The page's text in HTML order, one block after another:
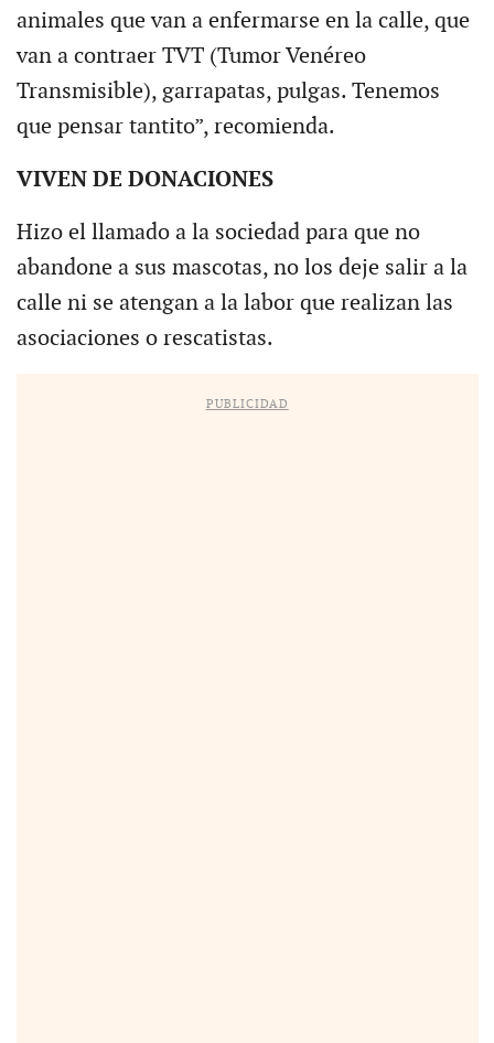
animales que van a enfermarse en la calle, que
van a contraer TVT (Tumor Venéreo
Transmisible), garrapatas, pulgas. Tenemos
que pensar tantito”, recomienda.
VIVEN DE DONACIONES
Hizo el llamado a la sociedad para que no
abandone a sus mascotas, no los deje salir a la
calle ni se atengan a la labor que realizan las
asociaciones o rescatistas.
PUBLICIDAD